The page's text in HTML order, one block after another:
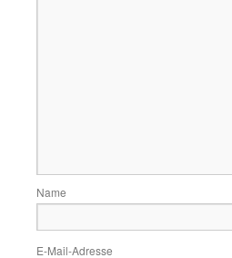
Name
E-Mail-Adresse